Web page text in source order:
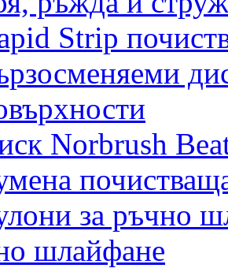
Strip
Norbrush
за ръчно
шлайфане